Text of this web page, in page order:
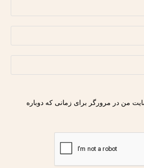
من در مرورگر برای زمانی که دوباره